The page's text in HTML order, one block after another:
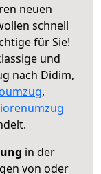
neuen
schnell
für Sie!
und
nach Didim,
,
in der
von oder